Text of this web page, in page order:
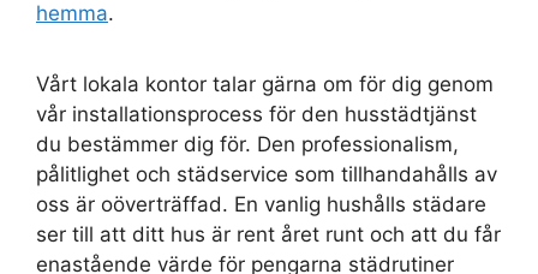
hemma.
Vårt lokala kontor talar gärna om för dig genom
vår installationsprocess för den husstädtjänst
du bestämmer dig för. Den professionalism,
pålitlighet och städservice som tillhandahålls av
oss är oöverträffad. En vanlig hushålls städare
ser till att ditt hus är rent året runt och att du får
enastående värde för pengarna städrutiner